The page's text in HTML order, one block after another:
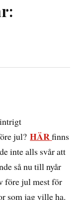
jul?HÄRfinns
inte alls svår att
så nu till nyår
före jul mest för
som jag ville ha.